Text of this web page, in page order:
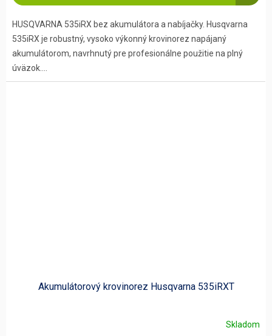
HUSQVARNA 535iRX bez akumulátora a nabíjačky. Husqvarna
535iRX je robustný, vysoko výkonný krovinorez napájaný
akumulátorom, navrhnutý pre profesionálne použitie na plný
úväzok....
Akumulátorový krovinorez Husqvarna 535iRXT
Skladom